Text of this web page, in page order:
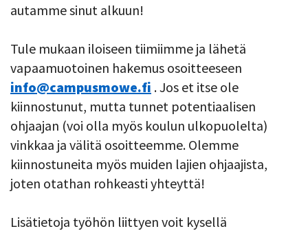
autamme sinut alkuun!
Tule mukaan iloiseen tiimiimme ja lähetä
vapaamuotoinen hakemus osoitteeseen
info@campusmowe.fi . Jos et itse ole
kiinnostunut, mutta tunnet potentiaalisen
ohjaajan (voi olla myös koulun ulkopuolelta)
vinkkaa ja välitä osoitteemme. Olemme
kiinnostuneita myös muiden lajien ohjaajista,
joten otathan rohkeasti yhteyttä!
Lisätietoja työhön liittyen voit kysellä